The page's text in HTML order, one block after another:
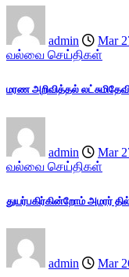
admin
Mar
வல்வை செய்திகள்
மரண அறிவித்தல்
admin
Mar
வல்வை செய்திகள்
துயர்பகிர்கின்றோம் அமரர்
admin Mar